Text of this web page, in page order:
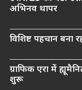
अभिनव थापर
विशिष्ट पहचान बना
ग्राफिक एरा में
शुरू